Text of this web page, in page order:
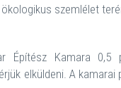
szemlélet
Építész Kamara
elküldeni. A